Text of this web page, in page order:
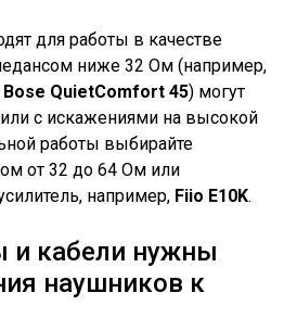
для работы в качестве
ниже 32 Ом (например,
Bose QuietComfort 45) могут
с искажениями на высокой
работы выбирайте
от 32 до 64 Ом или
например, Fiio E10K.
и кабели нужны
наушников к